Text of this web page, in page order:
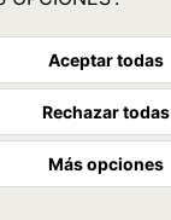
Aceptar todas
Rechazar todas
Más opciones